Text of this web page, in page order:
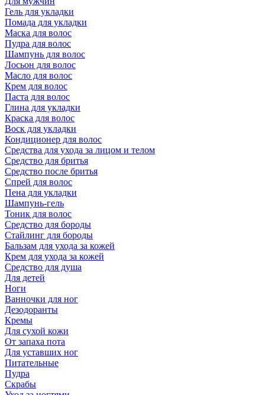
Гель для укладки
Помада для укладки
Маска для волос
Пудра для волос
Шампунь для волос
Лосьон для волос
Масло для волос
Крем для волос
Паста для волос
Глина для укладки
Краска для волос
Воск для укладки
Кондиционер для волос
Средства для ухода за лицом и телом
Средство для бритья
Средство после бритья
Спрей для волос
Пена для укладки
Шампунь-гель
Тоник для волос
Средство для бороды
Стайлинг для бороды
Бальзам для ухода за кожей
Крем для ухода за кожей
Средство для душа
Для детей
Ноги
Ванночки для ног
Дезодоранты
Кремы
Для сухой кожи
От запаха пота
Для уставших ног
Питательные
Пудра
Скрабы